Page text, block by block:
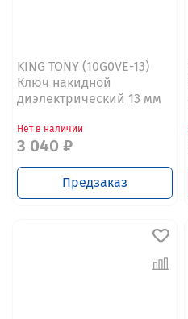
KING TONY (10G0VE-13)
Ключ накидной
диэлектрический 13 мм
Нет в наличии
3 040 ₽
Предзаказ